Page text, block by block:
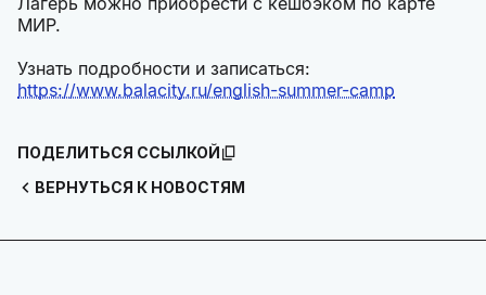
МИР.
Узнать подробности и записаться:
https://www.balacity.ru/english-summer-camp
ВЕРНУТЬСЯ К НОВОСТЯМ
ПОДЕЛИТЬСЯ ССЫЛКОЙ